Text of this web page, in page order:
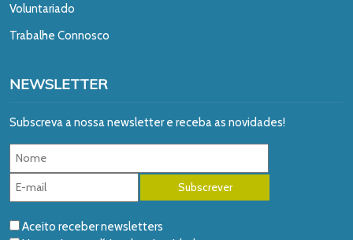
Voluntariado
Trabalhe Connosco
NEWSLETTER
Subscreva a nossa newsletter e receba as novidades!
Aceito receber newsletters